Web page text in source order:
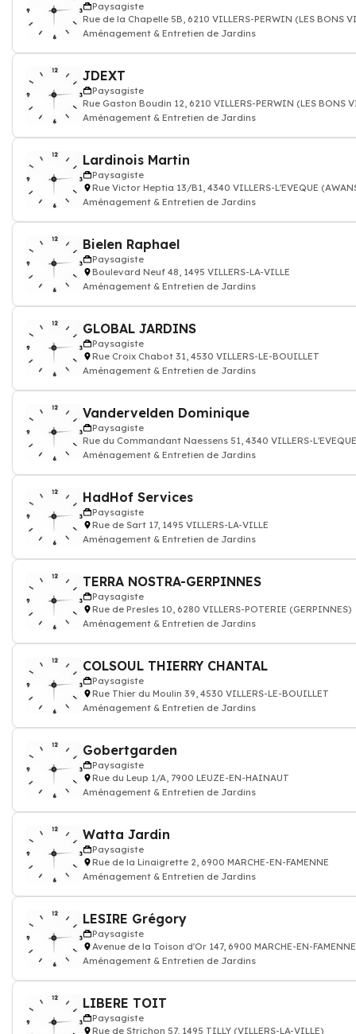
Paysagiste
Rue de la Chapelle 5B, 6210 VILLERS-PERWIN (LES BONS
Aménagement & Entretien de Jardins
JDEXT
Paysagiste
Rue Gaston Boudin 12, 6210 VILLERS-PERWIN (LES BONS
Aménagement & Entretien de Jardins
Lardinois Martin
Paysagiste
Rue Victor Heptia 13/B1, 4340 VILLERS-L'EVEQUE
Aménagement & Entretien de Jardins
Bielen Raphael
Paysagiste
Boulevard Neuf 48, 1495 VILLERS-LA-VILLE
Aménagement & Entretien de Jardins
GLOBAL JARDINS
Paysagiste
Rue Croix Chabot 31, 4530 VILLERS-LE-BOUILLET
Aménagement & Entretien de Jardins
Vandervelden Dominique
Paysagiste
Rue du Commandant Naessens 51, 4340 VILLERS-
Aménagement & Entretien de Jardins
HadHof Services
Paysagiste
Rue de Sart 17, 1495 VILLERS-LA-VILLE
Aménagement & Entretien de Jardins
TERRA NOSTRA-GERPINNES
Paysagiste
Rue de Presles 10, 6280 VILLERS-POTERIE (GERPINNES)
Aménagement & Entretien de Jardins
COLSOUL THIERRY CHANTAL
Paysagiste
Rue Thier du Moulin 39, 4530 VILLERS-LE-BOUILLET
Aménagement & Entretien de Jardins
Gobertgarden
Paysagiste
Rue du Leup 1/A, 7900 LEUZE-EN-HAINAUT
Aménagement & Entretien de Jardins
Watta Jardin
Paysagiste
Rue de la Linaigrette 2, 6900 MARCHE-EN-FAMENNE
Aménagement & Entretien de Jardins
LESIRE Grégory
Paysagiste
Avenue de la Toison d'Or 147, 6900 MARCHE-EN-FAMENNE
Aménagement & Entretien de Jardins
LIBERE TOIT
Paysagiste
Rue de Strichon 57, 1495 TILLY (VILLERS-LA-VILLE)